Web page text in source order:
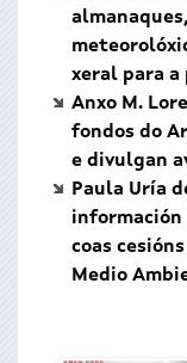
xeral para a
Anxo M.
fondos do
e divulgan
Paula Uría
coas
Medio